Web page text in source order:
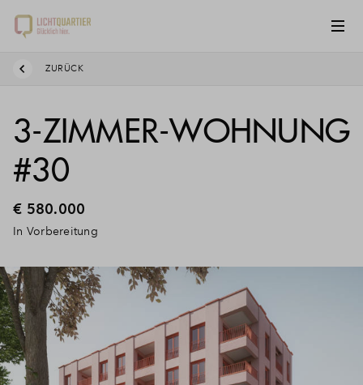
ZURÜCK
3-ZIMMER-WOHNUNG
#30
€ 580.000
In Vorbereitung